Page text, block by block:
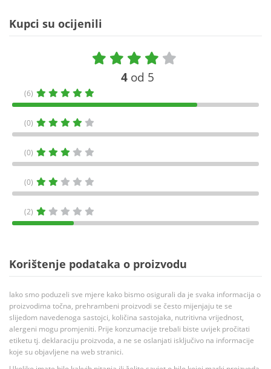
Kupci su ocijenili
4 od 5
(6)
(0)
(0)
(0)
(2)
Korištenje podataka o proizvodu
Iako smo poduzeli sve mjere kako bismo osigurali da je svaka informacija o
proizvodima točna, prehrambeni proizvodi se često mijenjaju te se
slijedom navedenoga sastojci, količina sastojaka, nutritivna vrijednost,
alergeni mogu promjeniti. Prije konzumacije trebali biste uvijek pročitati
etiketu tj. deklaraciju proizvoda, a ne se oslanjati isključivo na informacije
koje su objavljene na web stranici.